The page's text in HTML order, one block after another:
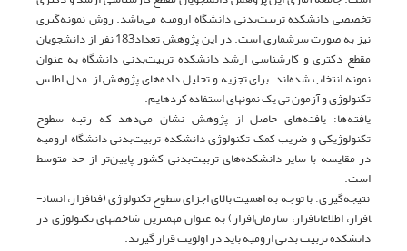
تخصصی دانشکده تربیت‌بدنی دانشگاه ارومیه می‌باشد. روش نمونه‌گیری
نیز به ‌صورت سرشماری است. در این پژوهش تعداد183 نفر از دانشجویان
مقطع دکتری و کارشناسی ارشد دانشکده تربیت‌بدنی دانشگاه به عنوان
نمونه انتخاب شده‌اند. برای تجزیه و تحلیل داده‌های پژوهش از مدل اطلس
تکنولوژی و آزمون تی یک نمونه­ای استفاده کرده­ایم.
یافته‌ها: یافته‌های حاصل از پژوهش نشان می‌دهد که رتبه سطوح
تکنولوژیکی و ضریب کمک تکنولوژی دانشکده تربیت‌بدنی دانشگاه ارومیه
در مقایسه با سایر دانشکده‌های تربیت‌بدنی کشور پایین‌تر از حد متوسط
است.
نتیجه‌گیری: با توجه به اهمیت بالای اجزای سطوح تکنولوژی (فن­افزار، انسان­
افزار، اطلاعات­افزار، سازمان‌افزار) به عنوان مهمترین شاخص­های تکنولوژی در
دانشکده تربیت بدنی ارومیه باید در اولویت قرار گیرند.